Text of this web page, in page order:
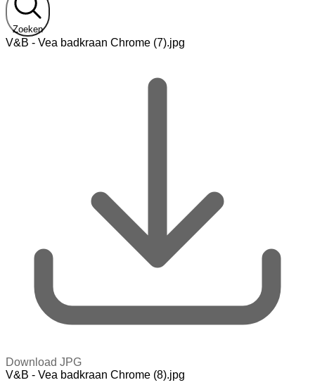
Zoeken
V&B - Vea badkraan Chrome (7).jpg
Download JPG
V&B - Vea badkraan Chrome (8).jpg